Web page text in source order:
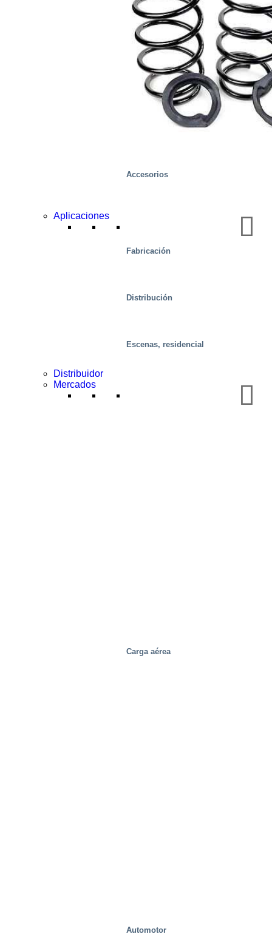
Centros de distribución/Almacenes
Alimento
Accesorios
Aplicaciones
Fabricación
Distribución
Escenas, residencial
Distribuidor
Mercados
Carga aérea
Automotor